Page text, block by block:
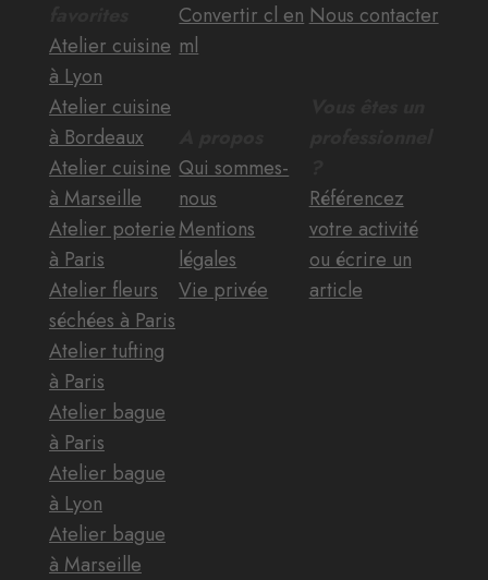
Atelier cuisine
à Lyon
Atelier cuisine
à Bordeaux
Atelier cuisine
à Marseille
Atelier poterie
à Paris
Atelier fleurs
séchées à Paris
Atelier tufting
à Paris
Atelier bague
à Paris
Atelier bague
à Lyon
Atelier bague
à Marseille
Convertir cl en
ml
Qui sommes-
nous
Mentions
légales
Vie privée
Nous contacter
Référencez
votre activité
ou écrire un
article